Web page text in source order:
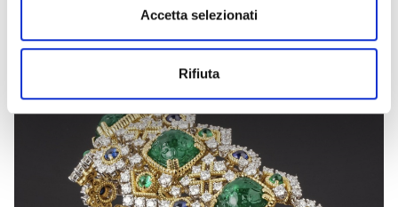
Accetta selezionati
Rifiuta